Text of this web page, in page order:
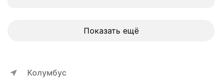
и
Показать ещё
Колумбус